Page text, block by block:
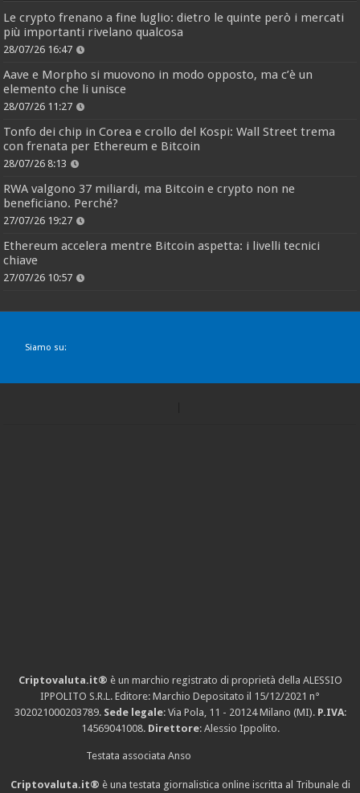
Le crypto frenano a fine luglio: dietro le quinte però i mercati
più importanti rivelano qualcosa
28/07/26 16:47
Aave e Morpho si muovono in modo opposto, ma c’è un
elemento che li unisce
28/07/26 11:27
Tonfo dei chip in Corea e crollo del Kospi: Wall Street trema
con frenata per Ethereum e Bitcoin
28/07/26 8:13
RWA valgono 37 miliardi, ma Bitcoin e crypto non ne
beneficiano. Perché?
27/07/26 19:27
Ethereum accelera mentre Bitcoin aspetta: i livelli tecnici
chiave
27/07/26 10:57
Siamo su:
Criptovaluta.it® è un marchio registrato di proprietà della ALESSIO
IPPOLITO S.R.L. Editore: Marchio Depositato il 15/12/2021 n°
302021000203789. Sede legale: Via Pola, 11 - 20124 Milano (MI). P.IVA:
14569041008. Direttore: Alessio Ippolito.
Testata associata Anso
Criptovaluta.it® è una testata giornalistica online iscritta al Tribunale di